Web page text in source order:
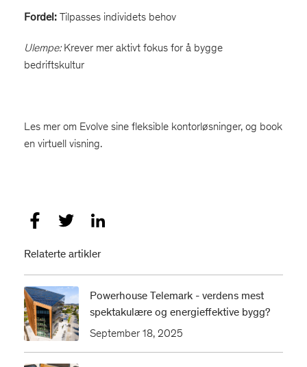
Fordel: Tilpasses individets behov
Ulempe:Krever mer aktivt fokus for å bygge
bedriftskultur
Les mer om Evolve sine fleksible kontorløsninger, og book
en virtuell visning.
Relaterte artikler
Powerhouse Telemark - verdens mest
spektakulære og energieffektive bygg?
September 18, 2025